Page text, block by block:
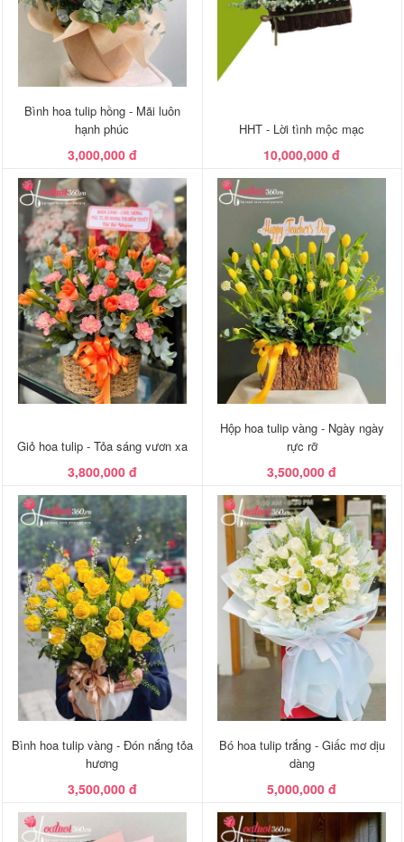
Bình hoa tulip hồng - Mãi luôn
hạnh phúc
3,000,000 đ
HHT - Lời tình mộc mạc
10,000,000 đ
Giỏ hoa tulip - Tỏa sáng vươn xa
3,800,000 đ
Hộp hoa tulip vàng - Ngày ngày
rực rỡ
3,500,000 đ
Bình hoa tulip vàng - Đón nắng tỏa
hương
3,500,000 đ
Bó hoa tulip trắng - Giấc mơ dịu
dàng
5,000,000 đ